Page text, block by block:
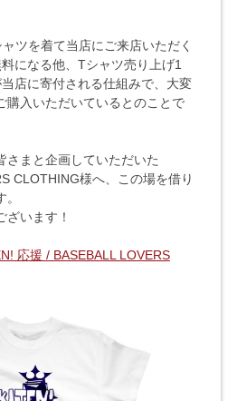
ツを着て当店にご来店いただく
になる他、Tシャツ売り上げ1
店に寄付される仕組みで、大変
購入いただいているとのことで
さまと企画していただいた
CLOTHING様へ、この場を借り
ざいます！
応援 / BASEBALL LOVERS